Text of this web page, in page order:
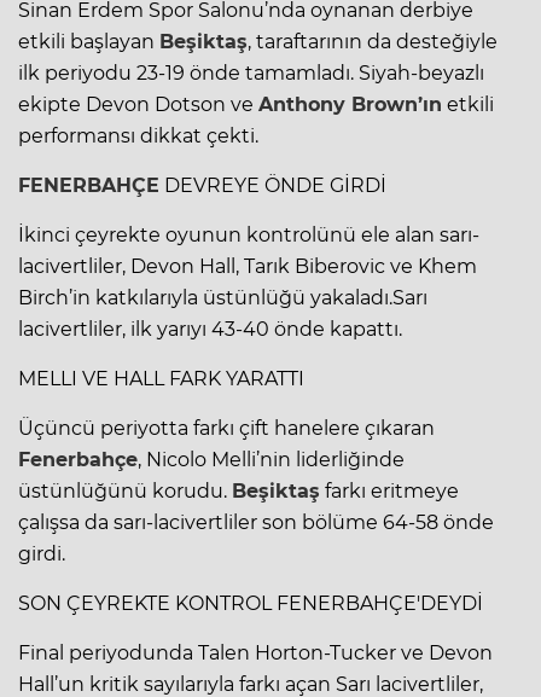
Sinan Erdem Spor Salonu’nda oynanan derbiye
etkili başlayan Beşiktaş, taraftarının da desteğiyle
ilk periyodu 23-19 önde tamamladı. Siyah-beyazlı
ekipte Devon Dotson ve Anthony Brown’ın etkili
performansı dikkat çekti.
FENERBAHÇE DEVREYE ÖNDE GİRDİ
İkinci çeyrekte oyunun kontrolünü ele alan sarı-
lacivertliler, Devon Hall, Tarık Biberovic ve Khem
Birch’in katkılarıyla üstünlüğü yakaladı.Sarı
lacivertliler, ilk yarıyı 43-40 önde kapattı.
MELLI VE HALL FARK YARATTI
Üçüncü periyotta farkı çift hanelere çıkaran
Fenerbahçe, Nicolo Melli’nin liderliğinde
üstünlüğünü korudu. Beşiktaş farkı eritmeye
çalışsa da sarı-lacivertliler son bölüme 64-58 önde
girdi.
SON ÇEYREKTE KONTROL FENERBAHÇE'DEYDİ
Final periyodunda Talen Horton-Tucker ve Devon
Hall’un kritik sayılarıyla farkı açan Sarı lacivertliler,